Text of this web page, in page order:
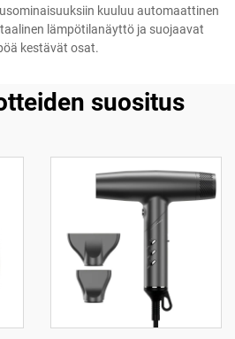
kuuluu automaattinen
lämpötilanäyttö ja suojaavat
kestävät osat.
suositus